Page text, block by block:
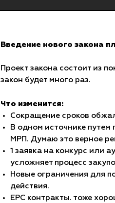
Введение нового закона
Проект закона состоит из
закон будет много раз.
Что изменится:
Сокращение сроков
В одном источнике путем
МРП. Думаю это верное
1 заявка на конкурс или
усложняет процесс
Новые ограничения для
действия.
EPC контракты. тоже